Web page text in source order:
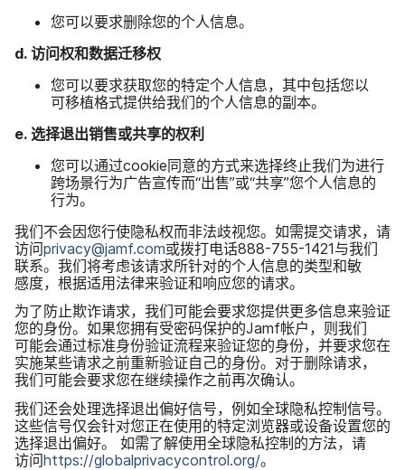
您​可以​要求​删除​您​的​个人​信息。
d. 访问权​和​数据​迁移权
您​可以​要求​获取​您​的​特定​个人​信息，​其中​包括​您​以​
可移植​格式​提供​给​我们​的​个人​信息​的​副本。
e. 选择​退​出销售​或​共享​的​权利
您​可以​通过cookie同意​的​方式​来​选择​终止​我们​为​进行​
跨场​景行​为​广告​宣传​而​“出售”​或​“共享”​您​个​人​信息​的​
行为。
我们​不​会​因​您​行​使​隐​私权​而​非法​歧视​您。​如需​提交​请​求，​请​
访问privacy@jamf.com或​拨打​电话888-755-1421与​我们​
联系。​我们​将​考虑​该​请​求所​针对​的​个人​信息​的​类型​和​敏​
感度，​根据​适用​法律​来​验证​和​响应​您​的​请求。
为了​防止​欺诈​请​求，​我们​可能​会​要求​您​提供​更​多​信息​来验​证​
您​的​身份。​如果​您​拥有​受​密码​保护​的Jamf帐户，​则​我们​
可能​会​通过​标准​身份验证​流程​来验​证​您​的​身份，​并​要求​您​在​
实施​某些​请求​之前​重​新​验证​自己​的​身份。​对于​删除​请求，​
我们​可能​会​要求​您​在​继续​操作​之前​再次​确认。
我们​还​会​处理​选择​退​出偏​好​信号，​例如​全球​隐​私​控制​信号。
这些​信号​仅​会​针对​您​正在​使用​的​特定​浏览器​或​设备​设置​您​的​
选择​退​出​偏好。
如需​了解​使用​全球​隐​私​控制​的​方法，​请​
访问https://globalprivacycontrol.org/。